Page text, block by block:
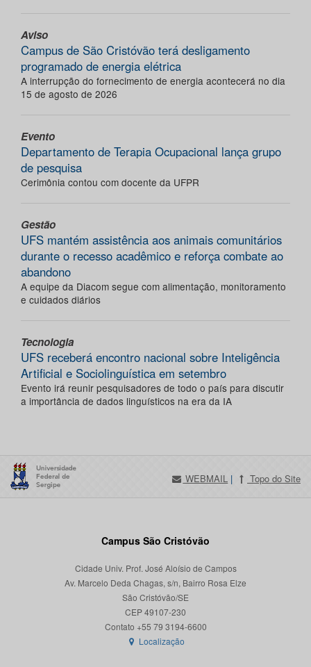
Aviso
Campus de São Cristóvão terá desligamento
programado de energia elétrica
A interrupção do fornecimento de energia acontecerá no dia
15 de agosto de 2026
Evento
Departamento de Terapia Ocupacional lança grupo
de pesquisa
Cerimônia contou com docente da UFPR
Gestão
UFS mantém assistência aos animais comunitários
durante o recesso acadêmico e reforça combate ao
abandono
A equipe da Diacom segue com alimentação, monitoramento
e cuidados diários
Tecnologia
UFS receberá encontro nacional sobre Inteligência
Artificial e Sociolinguística em setembro
Evento irá reunir pesquisadores de todo o país para discutir
a importância de dados linguísticos na era da IA
WEBMAIL | Topo do Site
Campus São Cristóvão
Cidade Univ. Prof. José Aloísio de Campos
Av. Marcelo Deda Chagas, s/n, Bairro Rosa Elze
São Cristóvão/SE
CEP 49107-230
Localização